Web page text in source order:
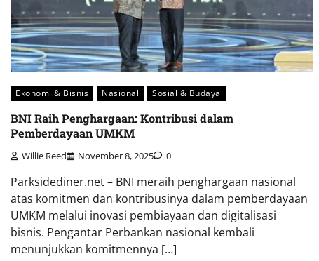
Ekonomi & Bisnis Nasional Sosial & Budaya
BNI Raih Penghargaan: Kontribusi dalam
Pemberdayaan UMKM
Willie Reed November 8, 2025 0
Parksidediner.net – BNI meraih penghargaan nasional
atas komitmen dan kontribusinya dalam pemberdayaan
UMKM melalui inovasi pembiayaan dan digitalisasi
bisnis. Pengantar Perbankan nasional kembali
menunjukkan komitmennya […]